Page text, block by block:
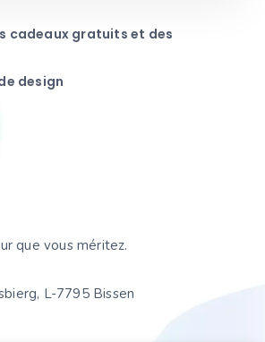
cadeaux gratuits et des
design
que vous méritez.
L-7795 Bissen